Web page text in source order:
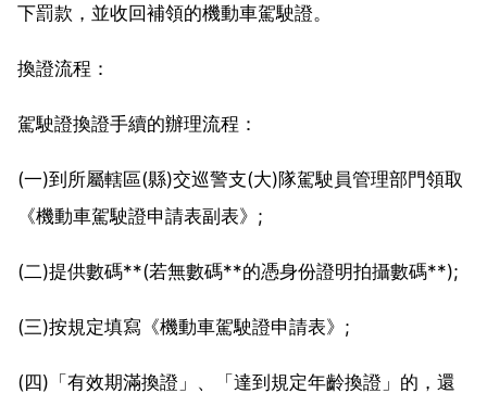
下罰款，並收回補領的機動車駕駛證。
換證流程：
駕駛證換證手續的辦理流程：
(一)到所屬轄區(縣)交巡警支(大)隊駕駛員管理部門領取
《機動車駕駛證申請表副表》;
(二)提供數碼**(若無數碼**的憑身份證明拍攝數碼**);
(三)按規定填寫《機動車駕駛證申請表》;
(四)「有效期滿換證」、「達到規定年齡換證」的，還